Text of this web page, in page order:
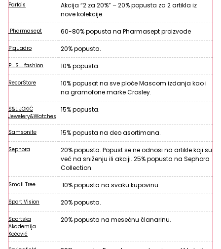
Parfois
Akcija “2 za 20%” – 20% popusta za 2 artikla iz
nove kolekcije.
Pharmasept 60-80% popusta na Pharmasept proizvode
Piquadro 20% popusta.
P….S…. fashion 10% popusta.
RecorStore
10% popusat na sve ploče Mascom izdanja kao i
na gramofone marke Crosley.
S&L JOKIĆ
Jewelery&Watches
15% popusta.
Samsonite 15% popusta na deo asortimana.
Sephora
20% popusta. Popust se ne odnosi na artikle koji su
već na sniženju ili akciji. 25% popusta na Sephora
Collection.
Small Tree 10% popusta na svaku kupovinu.
Sport Vision 20% popusta.
Sportska
Akademija
Kočović
20% popusta na mesečnu članarinu.